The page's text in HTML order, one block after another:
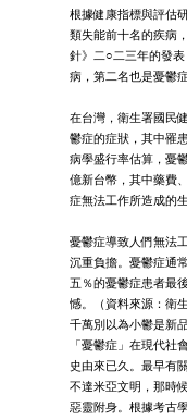
根據健康指標與評估
類失能前十名的疾病
針》二○二三年的發
病，第二名也是憂鬱症
在台灣，衛生署國民
鬱症的症狀，其中罹
病學盛行率估算，憂
億新台幣，其中藥費
症無法工作所造成的
憂鬱症導致人們無法
沉重負擔。憂鬱症通
五％的憂鬱症患者最
憾。（資料來源：衛
千萬別以為小鬱是新
「憂鬱症」在現代社
史由來已久。最早有
不達米亞文明，那時
惡靈附身。根據考古